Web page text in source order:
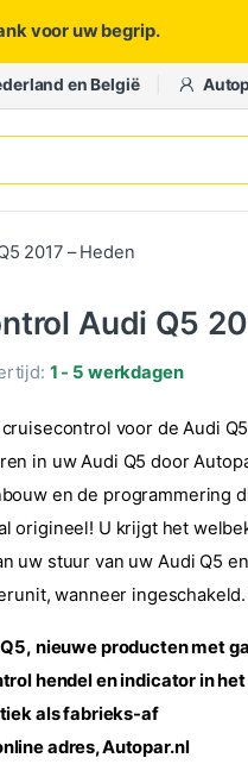
voor uw begrip.
en België
2017 – Heden
Audi Q5
1 - 5 werkdagen
voor de Audi
in uw Audi Q5 door
en de programmering
origineel! U krijgt het
uw stuur van uw Audi Q5
wanneer ingeschakeld.
nieuwe producten met
hendel en indicator in
als fabrieks-af
adres, Autopar.nl